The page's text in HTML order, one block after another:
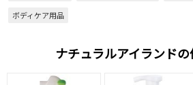
ボディケア用品
ナチュラルアイランド